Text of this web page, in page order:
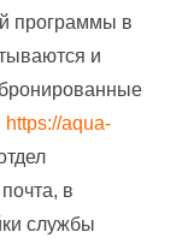
программы в
и
https://aqua-
в
службы